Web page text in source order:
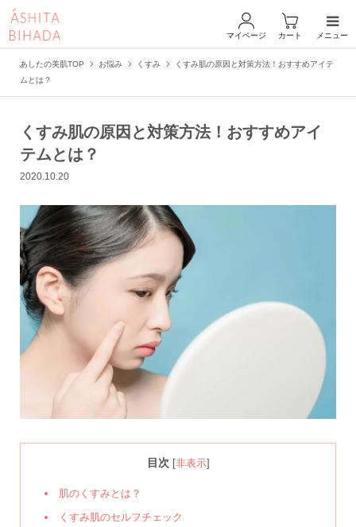
マイページ カート メニュー
あしたの美肌TOP お悩み くすみ
くすみ肌の原因と対策方法！おすすめアイテ
ムとは？
くすみ肌の原因と対策方法！おすすめアイ
テムとは？
2020.10.20
目次 [非表示]
肌のくすみとは？
くすみ肌のセルフチェック